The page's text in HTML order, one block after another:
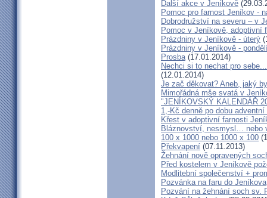
Další akce v Jeníkově
Pomoc pro farnost Jeníkov -
Dobrodružství na severu – v
Pomoc v Jeníkově, adoptivní
Prázdniny v Jeníkově - úterý
Prázdniny v Jeníkově -
Prosba(17.01.2014)
Nechci si to nechat pro
(12.01.2014)
Je zač děkovat? Aneb, jaký
Mimořádná mše svatá v
"JENÍKOVSKÝ KALENDÁŘ
1,-Kč denně po dobu
Křest v adoptivní farnosti
Bláznovství, nesmysl… nebo
100 x 1000 nebo 1000 x 100
Překvapení (07.11.2013)
Žehnání nově opravených
Před kostelem v Jeníkově
Modlitební společenství +
Pozvánka na faru do Jeníkova
Pozvání na žehnání soch sv.